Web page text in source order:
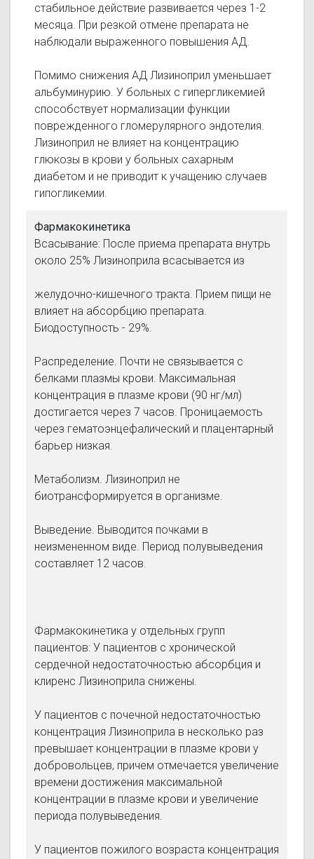
стабильное действие развивается через 1-2
месяца. При резкой отмене препарата не
наблюдали выраженного повышения АД.
Помимо снижения АД Лизиноприл уменьшает
альбуминурию. У больных с гипергликемией
способствует нормализации функции
поврежденного гломерулярного эндотелия.
Лизиноприл не влияет на концентрацию
глюкозы в крови у больных сахарным
диабетом и не приводит к учащению случаев
гипогликемии.
Фармакокинетика
Всасывание: После приема препарата внутрь
около 25% Лизиноприла всасывается из
желудочно-кишечного тракта. Прием пищи не
влияет на абсорбцию препарата.
Биодоступность - 29%.
Распределение. Почти не связывается с
белками плазмы крови. Максимальная
концентрация в плазме крови (90 нг/мл)
достигается через 7 часов. Проницаемость
через гематоэнцефалический и плацентарный
барьер низкая.
Метаболизм. Лизиноприл не
биотрансформируется в организме.
Выведение. Выводится почками в
неизмененном виде. Период полувыведения
составляет 12 часов.
Фармакокинетика у отдельных групп
пациентов: У пациентов с хронической
сердечной недостаточностью абсорбция и
клиренс Лизиноприла снижены.
У пациентов с почечной недостаточностью
концентрация Лизиноприла в несколько раз
превышает концентрации в плазме крови у
добровольцев, причем отмечается увеличение
времени достижения максимальной
концентрации в плазме крови и увеличение
периода полувыведения.
У пациентов пожилого возраста концентрация